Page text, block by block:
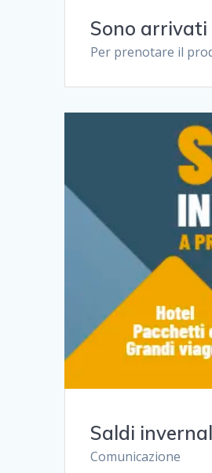
Sono arrivati
Per prenotare il
Saldi
Comunicazione